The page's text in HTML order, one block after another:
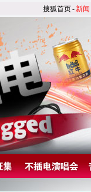
搜狐首页-新闻